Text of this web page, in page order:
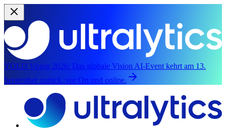
YOLO Vision 2026: Das globale Vision AI-Event kehrt am 13.
September zurück, vor Ort und online.